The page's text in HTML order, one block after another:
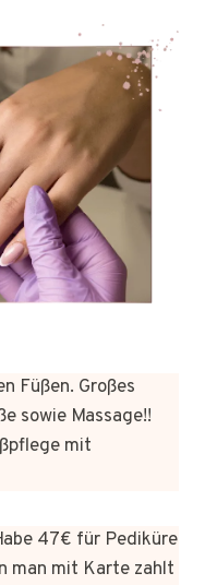
Füßen. Großes
sowie Massage!!
mit
47€ für Pediküre
man mit Karte zahlt